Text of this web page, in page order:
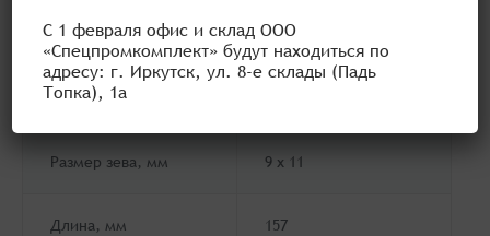
выполнить.
Наш интернет-магазин представляет вам большой
каталог продукции, отвечающей всем стандартам и
Размер зева, мм 9 х 11
Длина, мм 157
С 1 февраля офис и склад ООО
«Спецпромкомплект» будут находиться по
адресу: г. Иркутск, ул. 8-е склады (Падь
Топка), 1а